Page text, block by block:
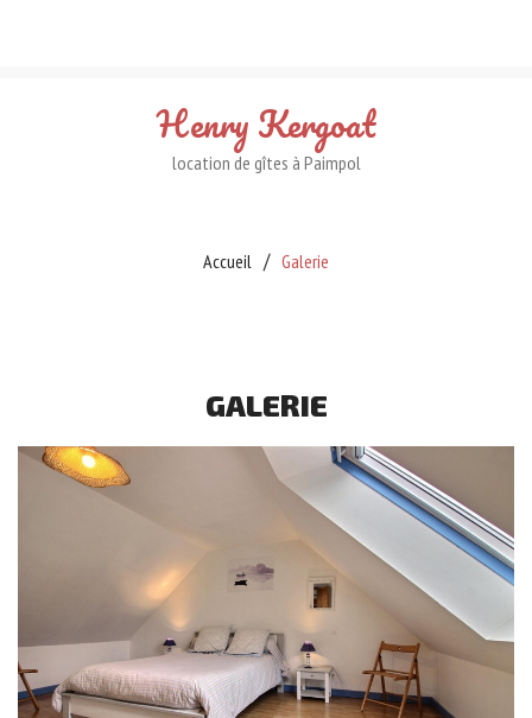
HenryKergoat
location de gîtes à Paimpol
Accueil Galerie
GALERIE
Gîte 10 personnes